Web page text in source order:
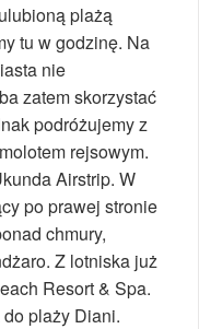
plażą
tu w godzinę. Na
nie
zatem skorzystać
podróżujemy z
rejsowym.
Airstrip. W
po prawej stronie
chmury,
Z lotniska już
Resort & Spa.
plaży Diani.